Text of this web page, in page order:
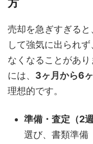
売却を急ぎすぎる
して強気に出られ
なくなることがあ
には、 3ヶ月から6
理想的です。
準備・査定（2
選び、書類準備